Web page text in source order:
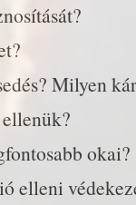
Milyen
okai?
elleni